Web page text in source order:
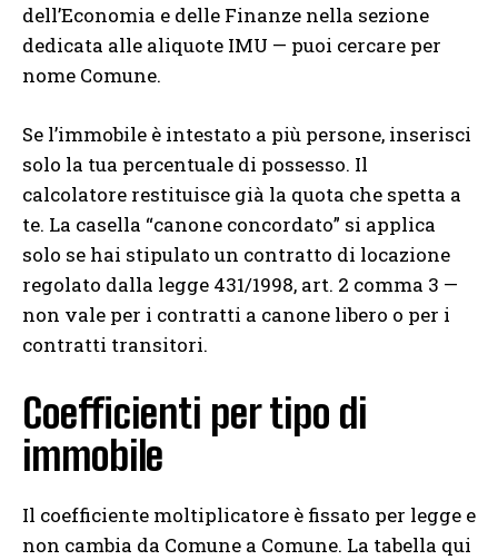
dell’Economia e delle Finanze nella sezione
dedicata alle aliquote IMU — puoi cercare per
nome Comune.
Se l’immobile è intestato a più persone, inserisci
solo la tua percentuale di possesso. Il
calcolatore restituisce già la quota che spetta a
te. La casella “canone concordato” si applica
solo se hai stipulato un contratto di locazione
regolato dalla legge 431/1998, art. 2 comma 3 —
non vale per i contratti a canone libero o per i
contratti transitori.
Coefficienti per tipo di
immobile
Il coefficiente moltiplicatore è fissato per legge e
non cambia da Comune a Comune. La tabella qui